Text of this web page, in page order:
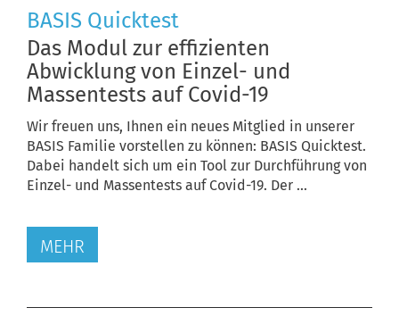
BASIS Quicktest
Das Modul zur effizienten
Abwicklung von Einzel- und
Massentests auf Covid-19
Wir freuen uns, Ihnen ein neues Mitglied in unserer
BASIS Familie vorstellen zu können: BASIS Quicktest.
Dabei handelt sich um ein Tool zur Durchführung von
Einzel- und Massentests auf Covid-19. Der ...
MEHR